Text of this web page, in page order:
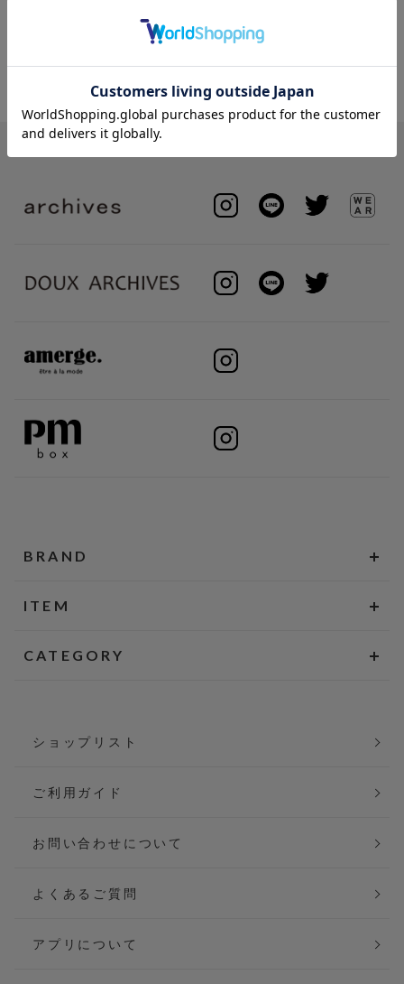
4件
BRAND
ITEM
CATEGORY
ショップリスト
ご利用ガイド
お問い合わせについて
よくあるご質問
アプリについて